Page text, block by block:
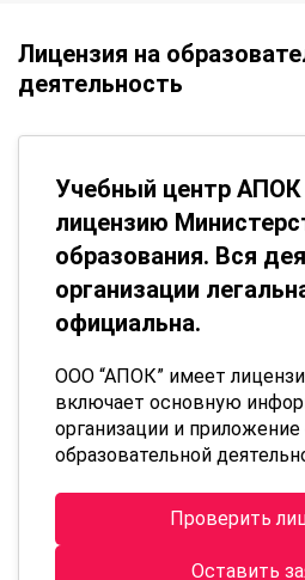
Лицензия на
деятельность
Учебный центр
лицензию
образования. Вся
организации
официальна.
ООО “АПОК” имеет
включает основную
организации и
образовательной
Проверить
Оставить